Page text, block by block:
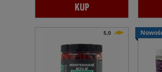
KUP
5,0